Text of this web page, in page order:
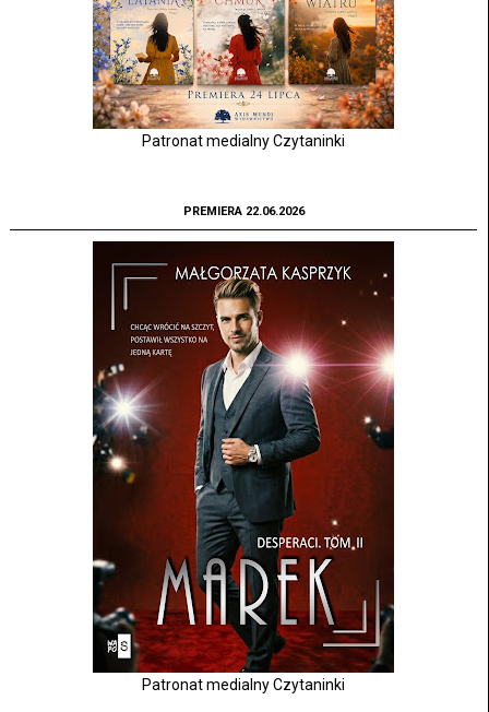
Patronat medialny Czytaninki
PREMIERA 22.06.2026
Patronat medialny Czytaninki